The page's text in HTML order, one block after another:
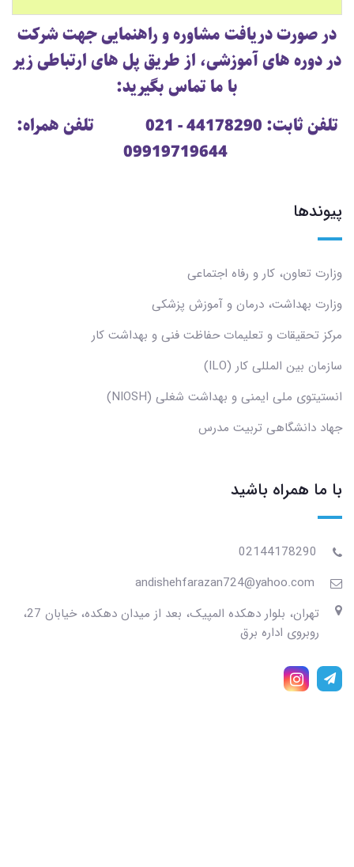
در صورت دریافت مشاوره و راهنمایی جهت شرکت
در دوره های آموزشی، از طریق پل های ارتباطی زیر
با ما تماس بگیرید:
تلفن ثابت: 44178290 - 021 تلفن همراه:
09919719644
پیوندها
وزارت تعاون، کار و رفاه اجتماعی
وزارت بهداشت، درمان و آموزش پزشکی
مرکز تحقیقات و تعلیمات حفاظت فنی و بهداشت کار
سازمان بین المللی کار (ILO)
انستیتوی ملی ایمنی و بهداشت شغلی (NIOSH)
جهاد دانشگاهی تربیت مدرس
با ما همراه باشید
02144178290
andishehfarazan724@yahoo.com
تهران، بلوار دهکده المپیک، بعد از میدان دهکده، خیابان 27،
روبروی اداره برق